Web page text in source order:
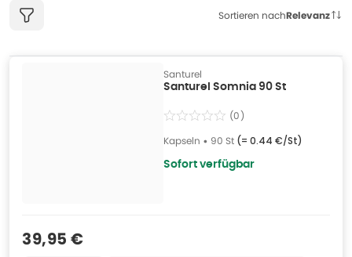
Sortieren nachRelevanz
Santurel
Santurel Somnia 90 St
(0)
Kapseln • 90 St (= 0.44 €/St)
Sofort verfügbar
Verkaufspreis
39,95 €